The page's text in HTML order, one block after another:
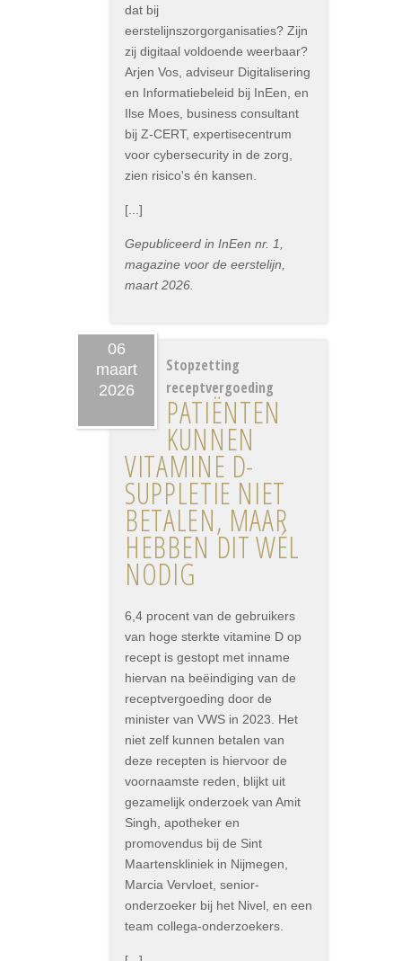
dat bij
eerstelijnszorgorganisaties? Zijn
zij digitaal voldoende weerbaar?
Arjen Vos, adviseur Digitalisering
en Informatiebeleid bij InEen, en
Ilse Moes, business consultant
bij Z-CERT, expertisecentrum
voor cybersecurity in de zorg,
zien risico's én kansen.
[...]
Gepubliceerd in InEen nr. 1,
magazine voor de eerstelijn,
maart 2026.
06
maart
2026
Stopzetting
receptvergoeding
PATIËNTEN
KUNNEN
VITAMINE D-
SUPPLETIE NIET
BETALEN, MAAR
HEBBEN DIT WÉL
NODIG
6,4 procent van de gebruikers
van hoge sterkte vitamine D op
recept is gestopt met inname
hiervan na beëindiging van de
receptvergoeding door de
minister van VWS in 2023. Het
niet zelf kunnen betalen van
deze recepten is hiervoor de
voornaamste reden, blijkt uit
gezamelijk onderzoek van Amit
Singh, apotheker en
promovendus bij de Sint
Maartenskliniek in Nijmegen,
Marcia Vervloet, senior-
onderzoeker bij het Nivel, en een
team collega-onderzoekers.